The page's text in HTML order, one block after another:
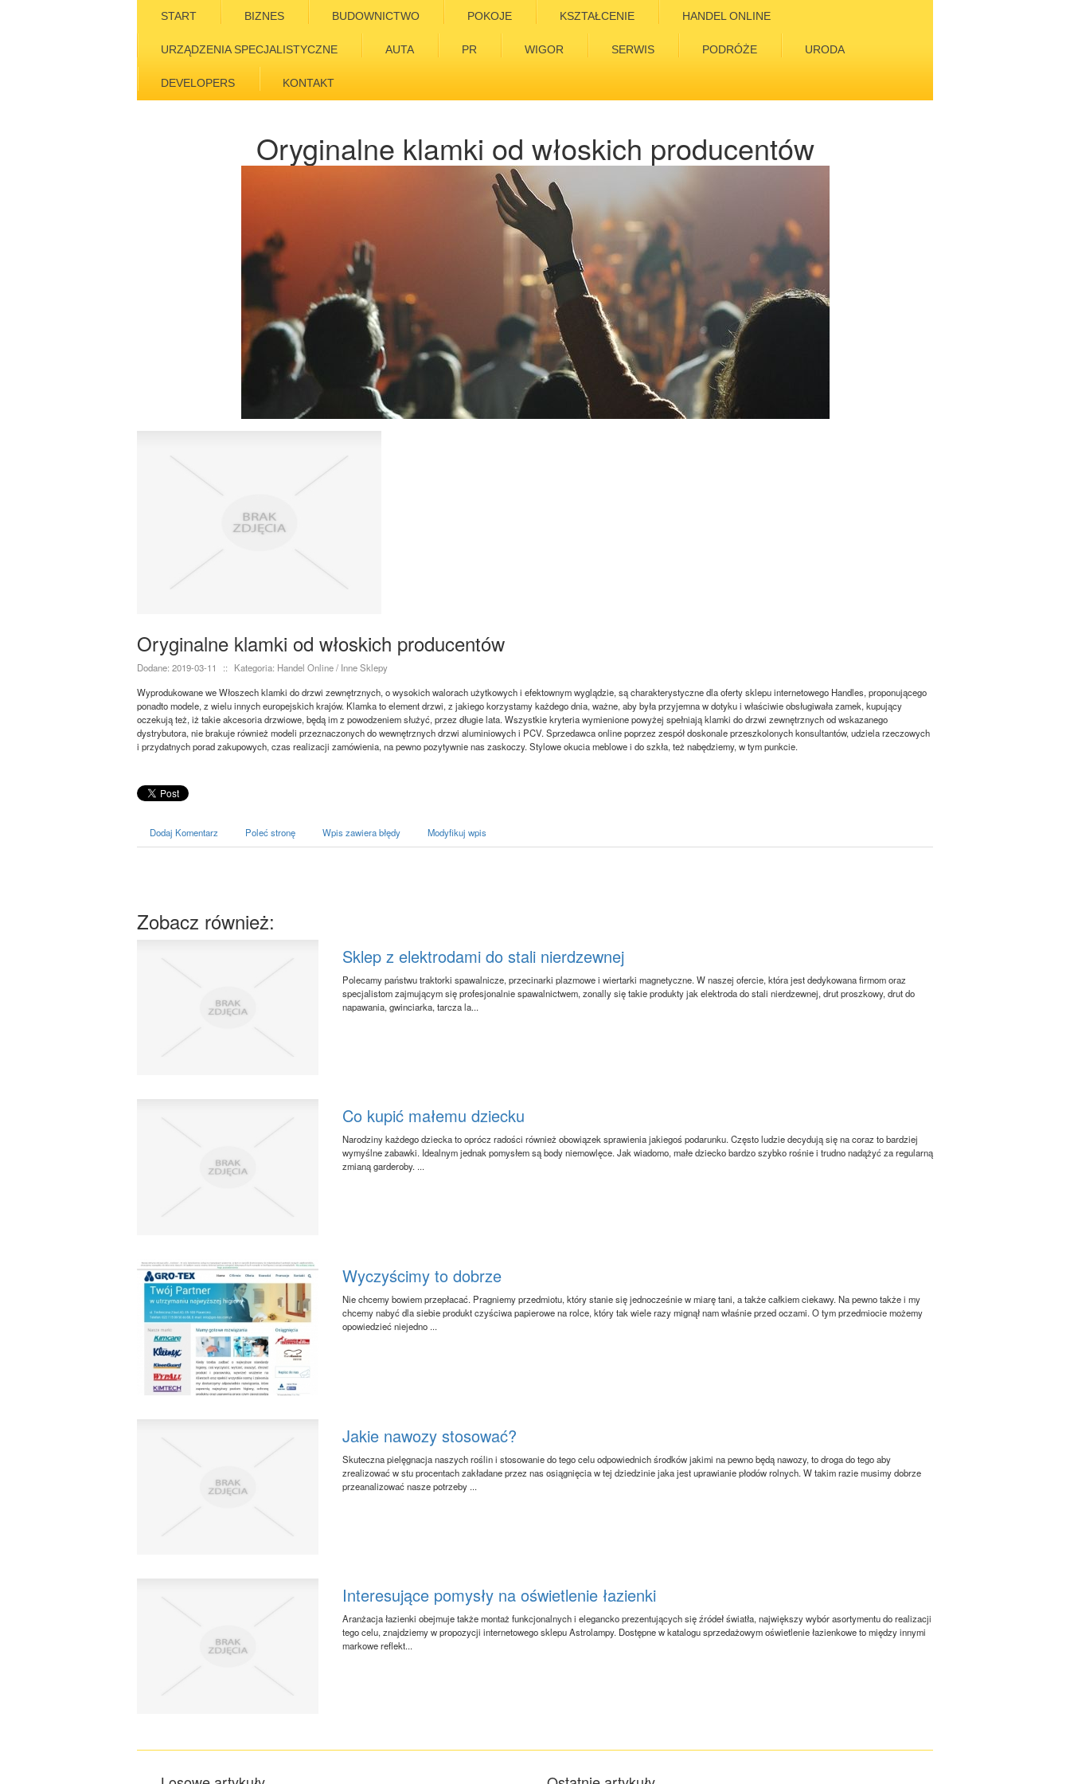
START BIZNES BUDOWNICTWO POKOJE KSZTAŁCENIE HANDEL ONLINE
URZĄDZENIA SPECJALISTYCZNE AUTA PR WIGOR SERWIS PODRÓŻE URODA
DEVELOPERS KONTAKT
Oryginalne klamki od włoskich producentów
Oryginalne klamki od włoskich producentów
Dodane: 2019-03-11 ::
Kategoria: Handel Online / Inne Sklepy
Wyprodukowane we Włoszech klamki do drzwi zewnętrznych, o wysokich walorach użytkowych i efektownym wyglądzie, są charakterystyczne dla oferty sklepu internetowego Handles, proponującego
ponadto modele, z wielu innych europejskich krajów. Klamka to element drzwi, z jakiego korzystamy każdego dnia, ważne, aby była przyjemna w dotyku i właściwie obsługiwała zamek, kupujący
oczekują też, iż takie akcesoria drzwiowe, będą im z powodzeniem służyć, przez długie lata. Wszystkie kryteria wymienione powyżej spełniają klamki do drzwi zewnętrznych od wskazanego
dystrybutora, nie brakuje również modeli przeznaczonych do wewnętrznych drzwi aluminiowych i PCV. Sprzedawca online poprzez zespół doskonale przeszkolonych konsultantów, udziela rzeczowych
i przydatnych porad zakupowych, czas realizacji zamówienia, na pewno pozytywnie nas zaskoczy. Stylowe okucia meblowe i do szkła, też nabędziemy, w tym punkcie.
Dodaj Komentarz Poleć stronę Wpis zawiera błędy Modyfikuj wpis
Zobacz również:
Sklep z elektrodami do stali nierdzewnej
Polecamy państwu traktorki spawalnicze, przecinarki plazmowe i wiertarki magnetyczne. W naszej ofercie, która jest dedykowana firmom oraz
specjalistom zajmującym się profesjonalnie spawalnictwem, zonally się takie produkty jak elektroda do stali nierdzewnej, drut proszkowy, drut do
napawania, gwinciarka, tarcza la...
Co kupić małemu dziecku
Narodziny każdego dziecka to oprócz radości również obowiązek sprawienia jakiegoś podarunku. Często ludzie decydują się na coraz to bardziej
wymyślne zabawki. Idealnym jednak pomysłem są body niemowlęce. Jak wiadomo, małe dziecko bardzo szybko rośnie i trudno nadążyć za regularną
zmianą garderoby. ...
Wyczyścimy to dobrze
Nie chcemy bowiem przepłacać. Pragniemy przedmiotu, który stanie się jednocześnie w miarę tani, a także całkiem ciekawy. Na pewno także i my
chcemy nabyć dla siebie produkt czyściwa papierowe na rolce, który tak wiele razy mignął nam właśnie przed oczami. O tym przedmiocie możemy
opowiedzieć niejedno ...
Jakie nawozy stosować?
Skuteczna pielęgnacja naszych roślin i stosowanie do tego celu odpowiednich środków jakimi na pewno będą nawozy, to droga do tego aby
zrealizować w stu procentach zakładane przez nas osiągnięcia w tej dziedzinie jaka jest uprawianie płodów rolnych. W takim razie musimy dobrze
przeanalizować nasze potrzeby ...
Interesujące pomysły na oświetlenie łazienki
Aranżacja łazienki obejmuje także montaż funkcjonalnych i elegancko prezentujących się źródeł światła, największy wybór asortymentu do realizacji
tego celu, znajdziemy w propozycji internetowego sklepu Astrolampy. Dostępne w katalogu sprzedażowym oświetlenie łazienkowe to między innymi
markowe reflekt...